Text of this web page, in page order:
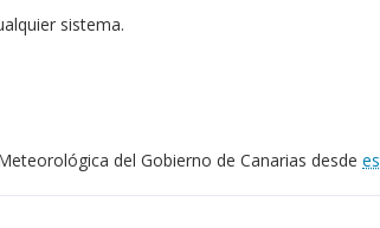
sistema.
del Gobierno de Canarias desde